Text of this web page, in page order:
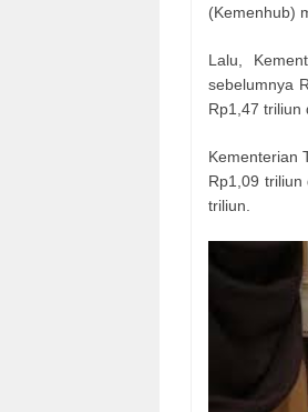
(Kemenhub)
Lalu,
sebelumnya
Rp1,47 triliun
Kementerian
Rp1,09
triliun.